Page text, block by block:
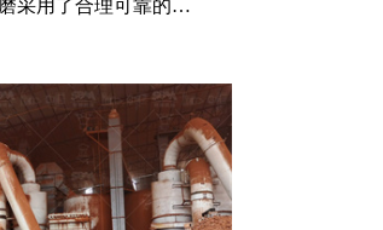
采用了合理可靠的…